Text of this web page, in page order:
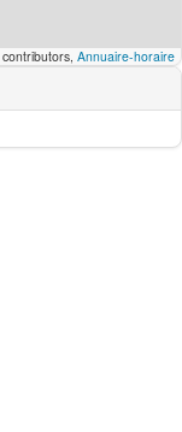
contributors, Annuaire-horaire